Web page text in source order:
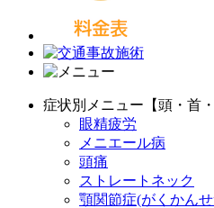
症状別メニュー【頭・首・
眼精疲労
メニエール病
頭痛
ストレートネック
顎関節症(がくかん